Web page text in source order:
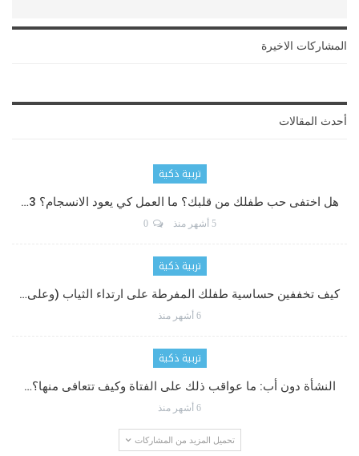
المشاركات الاخيرة
أحدث المقالات
تربية ذكية
هل اختفى حب طفلك من قلبك؟ ما العمل كي يعود الانسجام؟ 3…
5 أشهر منذ 0
تربية ذكية
كيف تخففين حساسية طفلك المفرطة على ارتداء الثياب (وعلى…
6 أشهر منذ
تربية ذكية
النشأة دون أب: ما عواقب ذلك على الفتاة وكيف تتعافى منها؟…
6 أشهر منذ
تحميل المزيد من المشاركات